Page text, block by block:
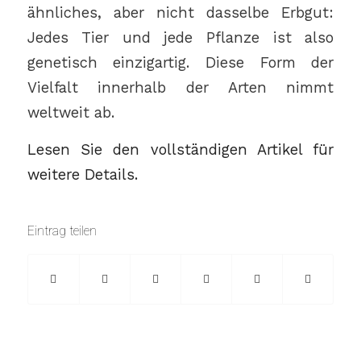
ähnliches, aber nicht dasselbe Erbgut:
Jedes Tier und jede Pflanze ist also
genetisch einzigartig. Diese Form der
Vielfalt innerhalb der Arten nimmt
weltweit ab.
Lesen Sie den vollständigen Artikel für
weitere Details.
Eintrag teilen